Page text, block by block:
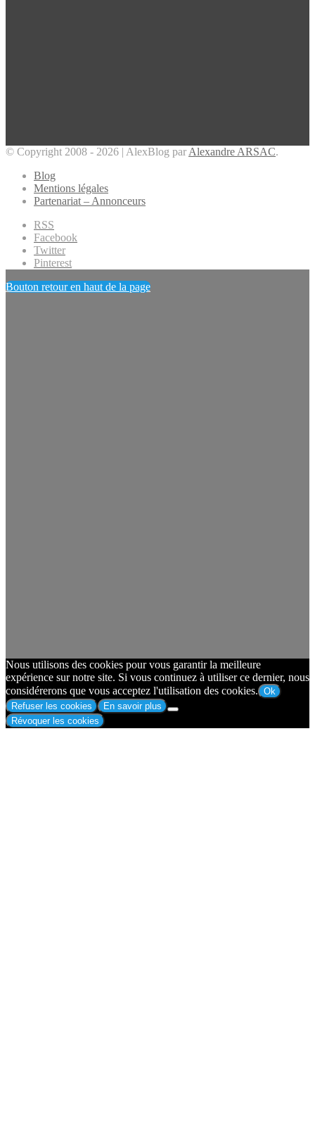
© Copyright 2008 - 2026 | AlexBlog par Alexandre ARSAC.
Blog
Mentions légales
Partenariat – Annonceurs
RSS
Facebook
Twitter
Pinterest
Bouton retour en haut de la page
Nous utilisons des cookies pour vous garantir la meilleure
expérience sur notre site. Si vous continuez à utiliser ce dernier, nous
considérerons que vous acceptez l'utilisation des cookies. Ok
Refuser les cookies
En savoir plus
Révoquer les cookies